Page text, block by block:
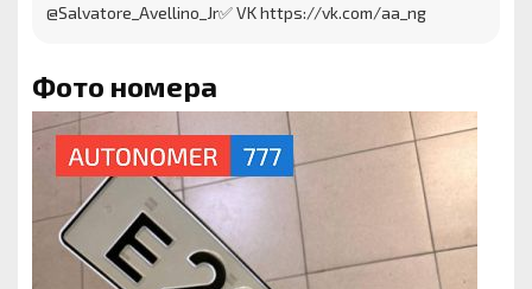
@Salvatore_Avellino_Jr✅ VK https://vk.com/aa_ng
Фото номера